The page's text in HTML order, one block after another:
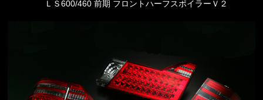
ＬＳ600/460 前期 フロントハーフスポイラーＶ２